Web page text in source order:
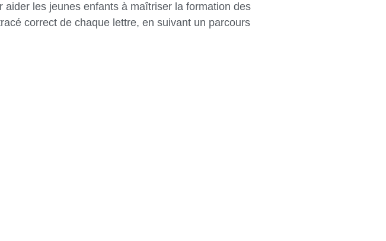
les jeunes enfants à maîtriser la formation des
correct de chaque lettre, en suivant un parcours